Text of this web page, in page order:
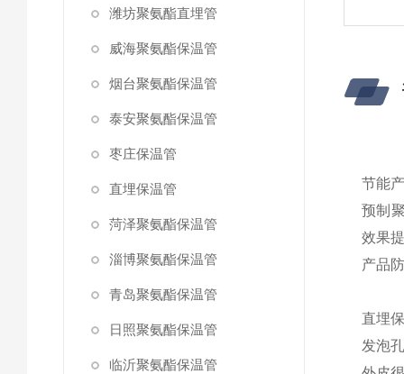
潍坊聚氨酯直埋管
威海聚氨酯保温管
烟台聚氨酯保温管
泰安聚氨酯保温管
枣庄保温管
直埋保温管
菏泽聚氨酯保温管
淄博聚氨酯保温管
青岛聚氨酯保温管
日照聚氨酯保温管
临沂聚氨酯保温管
节能
预制
效果
产品
直埋
发泡